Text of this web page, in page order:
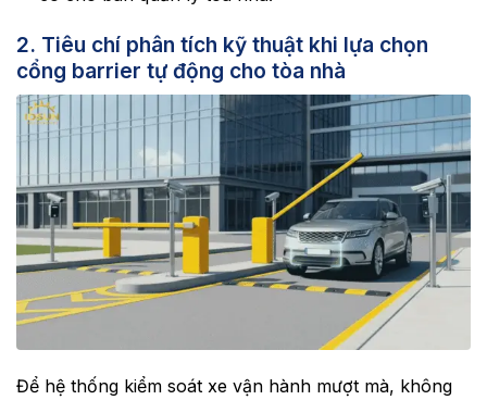
2. Tiêu chí phân tích kỹ thuật khi lựa chọn
cổng barrier tự động cho tòa nhà
Để hệ thống kiểm soát xe vận hành mượt mà, không